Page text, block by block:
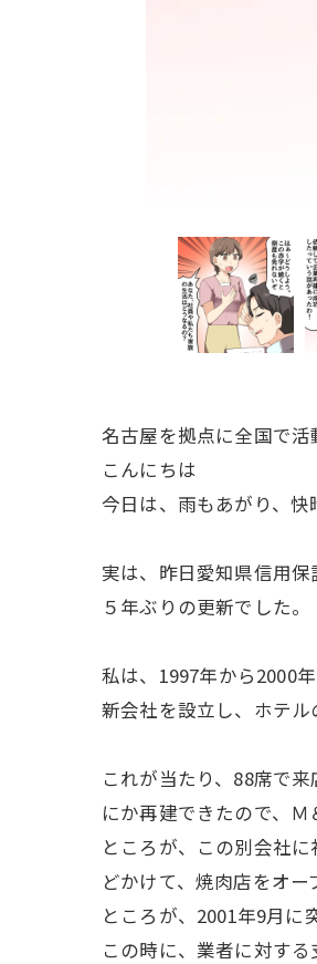
名古屋を拠点に全国で活
こんにちは
今日は、雨もあがり、快
実は、昨日愛知県信用保
５年ぶりの更新でした。
私は、1997年から2000
新会社を設立し、ホテル
これが当たり、88席で
にか再建できたので、Ｍ
ところが、この別会社
どかけて、焼肉店をオー
ところが、2001年9月に
この時に、業者に対す